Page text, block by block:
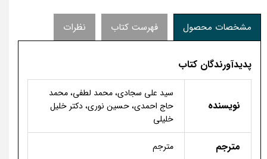
مشخصات محصول فهرست کتاب نظرات
پدیدآورندگان کتاب
نویسنده
سید علی سجادی، محمد لطفی، محمد
حاج احمدی، حسین نوری، دکتر خلیل
خلیلی
مترجم مترجم